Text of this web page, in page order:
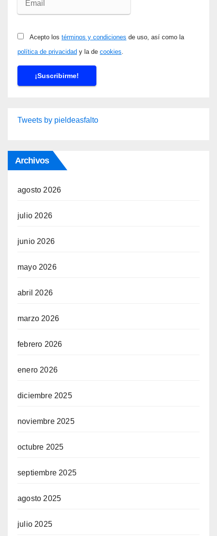
Acepto los términos y condiciones de uso, así como la
política de privacidad y la de cookies.
Tweets by pieldeasfalto
Archivos
agosto 2026
julio 2026
junio 2026
mayo 2026
abril 2026
marzo 2026
febrero 2026
enero 2026
diciembre 2025
noviembre 2025
octubre 2025
septiembre 2025
agosto 2025
julio 2025